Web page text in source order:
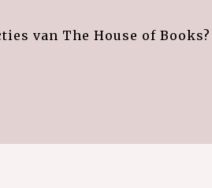
van The House of